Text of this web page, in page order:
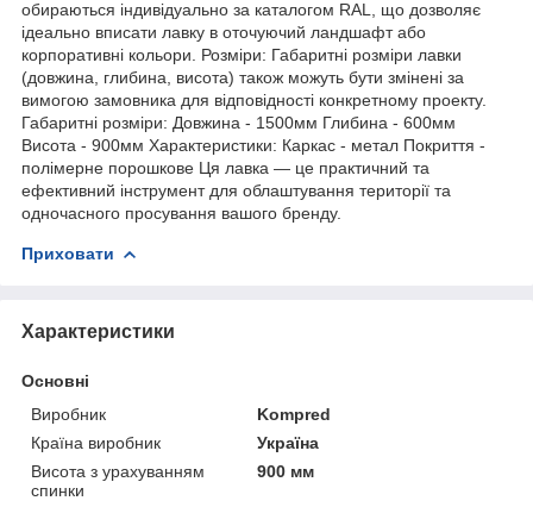
обираються індивідуально за каталогом RAL, що дозволяє
ідеально вписати лавку в оточуючий ландшафт або
корпоративні кольори. Розміри: Габаритні розміри лавки
(довжина, глибина, висота) також можуть бути змінені за
вимогою замовника для відповідності конкретному проекту.
Габаритні розміри: Довжина - 1500мм Глибина - 600мм
Висота - 900мм Характеристики: Каркас - метал Покриття -
полімерне порошкове Ця лавка — це практичний та
ефективний інструмент для облаштування території та
одночасного просування вашого бренду.
Приховати
Характеристики
Основні
Виробник
Kompred
Країна виробник
Україна
Висота з урахуванням
спинки
900 мм